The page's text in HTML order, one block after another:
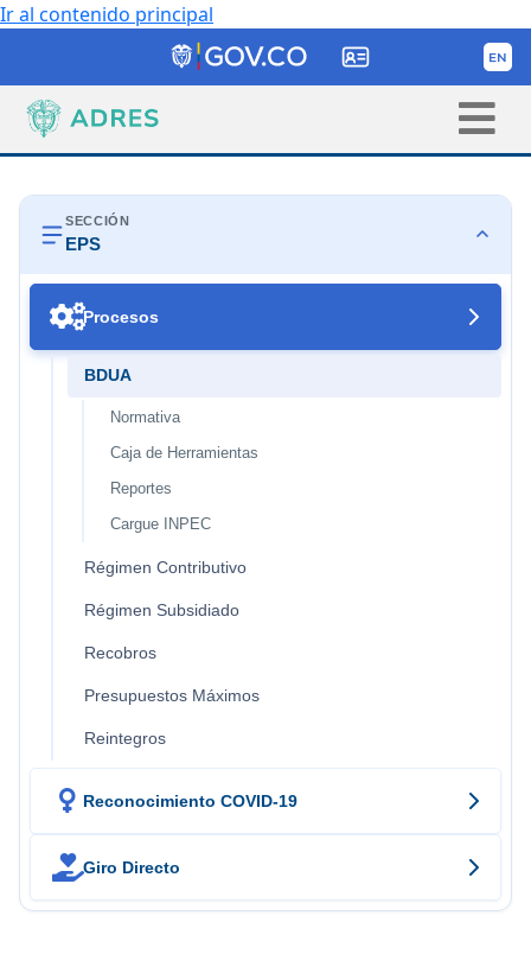
Ir al contenido principal
SECCIÓN
EPS
Procesos
BDUA
Normativa
Caja de Herramientas
Reportes
Cargue INPEC
Régimen Contributivo
Régimen Subsidiado
Recobros
Presupuestos Máximos
Reintegros
 Reconocimiento COVID-19
Giro Directo